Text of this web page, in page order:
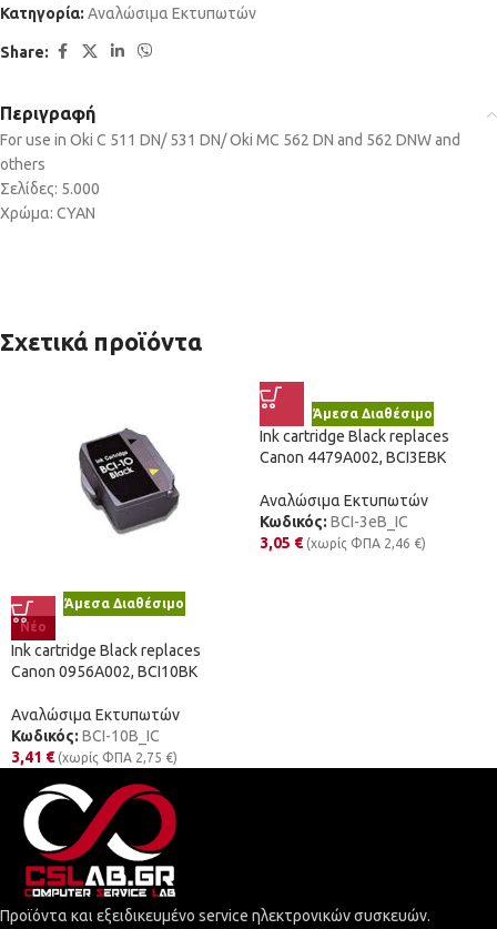
Κατηγορία: Αναλώσιμα Εκτυπωτών
Share:
Περιγραφή
For use in Oki C 511 DN/ 531 DN/ Oki MC 562 DN and 562 DNW and
others
Σελίδες: 5.000
Χρώμα: CYAN
Σχετικά προϊόντα
Άμεσα Διαθέσιμο
Νέο
Ink cartridge Black replaces
Canon 0956A002, BCI10BK
Αναλώσιμα Εκτυπωτών
Κωδικός: BCI-10B_IC
3,41 € (χωρίς ΦΠΑ 2,75 €)
Άμεσα Διαθέσιμο
Ink cartridge Black replaces
Canon 4479A002, BCI3EBK
Αναλώσιμα Εκτυπωτών
Κωδικός: BCI-3eB_IC
3,05 € (χωρίς ΦΠΑ 2,46 €)
Προϊόντα και εξειδικευμένο service ηλεκτρονικών συσκευών.